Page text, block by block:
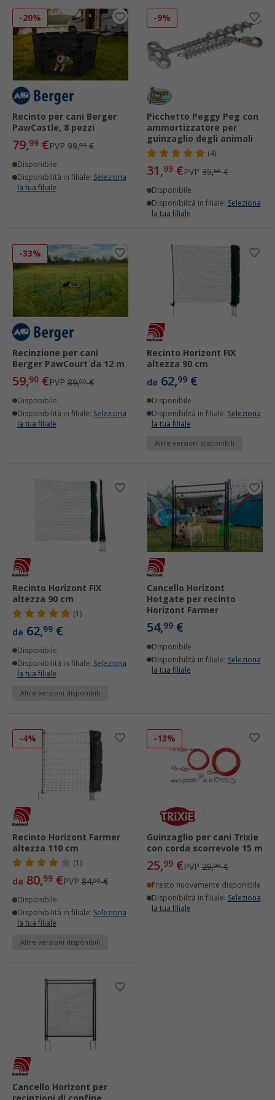
-20%
Recinto per cani Berger
PawCastle, 8 pezzi
79,99 €PVP 99,99€
Disponibile
Disponibilità in filiale: Seleziona
la tua filiale
-9%
Picchetto Peggy Peg con
ammortizzatore per
guinzaglio degli animali
(4)
31,99 €PVP 35,50€
Disponibile
Disponibilità in filiale: Seleziona
la tua filiale
-33%
Recinzione per cani
Berger PawCourt da 12 m
59,90 €PVP 89,99€
Disponibile
Disponibilità in filiale: Seleziona
la tua filiale
Recinto Horizont FIX
altezza 90 cm
da 62,99 €
Disponibile
Disponibilità in filiale: Seleziona
la tua filiale
Altre versioni disponibili
Recinto Horizont FIX
altezza 90 cm
(1)
da 62,99 €
Disponibile
Disponibilità in filiale: Seleziona
la tua filiale
Altre versioni disponibili
Cancello Horizont
Hotgate per recinto
Horizont Farmer
54,99 €
Disponibile
Disponibilità in filiale: Seleziona
la tua filiale
-4%
Recinto Horizont Farmer
altezza 110 cm
(1)
da 80,99 €PVP 84,99€
Disponibile
Disponibilità in filiale: Seleziona
la tua filiale
Altre versioni disponibili
-13%
Guinzaglio per cani Trixie
con corda scorrevole 15 m
25,99 €PVP 29,99€
Presto nuovamente disponibile
Disponibilità in filiale: Seleziona
la tua filiale
Cancello Horizont per